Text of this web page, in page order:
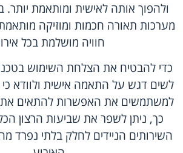
ולהפוך אותה לאישית ומותאמת
מערכות תאורה חכמות ומוזיקה מותאמת
חוויה מושלמת בכל
כדי להבטיח את הצלחת השימוש
לשים דגש על התאמה אישית ולוודא
למשתמשים את האפשרות להתאים את
כך, ניתן לשפר את שביעות הרצון
השירותים הניידים לחלק בלתי נפרד